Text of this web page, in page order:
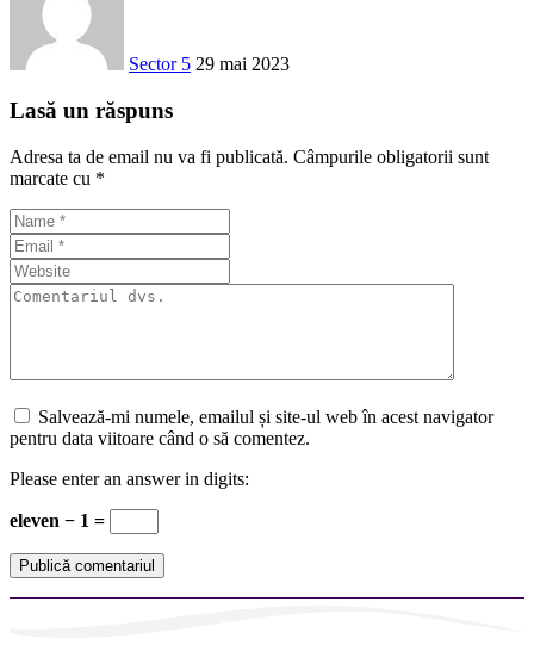
Sector 5 29 mai 2023
Lasă un răspuns
Adresa ta de email nu va fi publicată. Câmpurile obligatorii sunt
marcate cu *
Salvează-mi numele, emailul și site-ul web în acest navigator
pentru data viitoare când o să comentez.
Please enter an answer in digits:
eleven − 1 =